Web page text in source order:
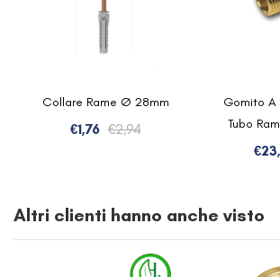
Collare Rame Ø 28mm
€2,94Il
€2,94.
€1,76
Il
€1,76.
Gomito A
Tubo
€
Altri clienti hanno anche visto